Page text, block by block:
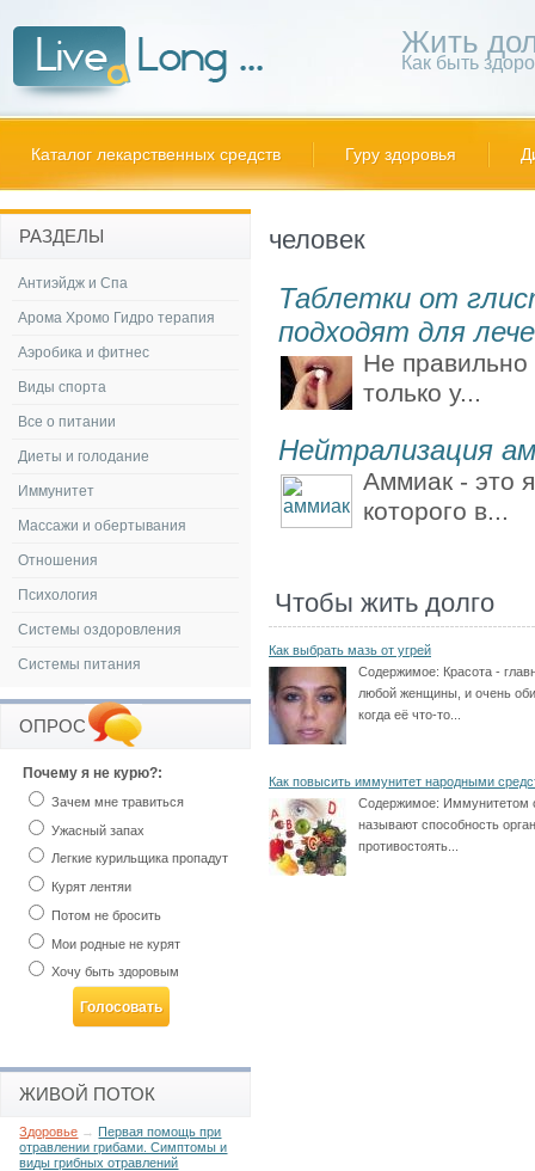
Жить
Как быть
Каталог лекарственных средств Гуру здоровья
человек
Таблетки от
подходят для
Не правильно
только у...
Нейтрализация
Аммиак - это
которого в...
Чтобы жить долго
Как выбрать мазь от угрей
Содержимое: Красота -
любой женщины, и очень
когда её что-то...
Как повысить иммунитет народными
Содержимое: Иммунитетом
называют способность
противостоять...
РАЗДЕЛЫ
Антиэйдж и Спа
Арома Хромо Гидро терапия
Аэробика и фитнес
Виды спорта
Все о питании
Диеты и голодание
Иммунитет
Массажи и обертывания
Отношения
Психология
Системы оздоровления
Системы питания
ОПРОС
Почему я не курю?:
Зачем мне травиться
Ужасный запах
Легкие курильщика пропадут
Курят лентяи
Потом не бросить
Мои родные не курят
Хочу быть здоровым
ЖИВОЙ ПОТОК
Здоровье → Первая помощь при
отравлении грибами. Симптомы и
виды грибных отравлений